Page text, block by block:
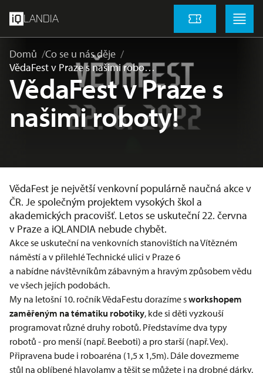
LANDIA Vstupenky
Menu
Domů
Co se u nás děje
VědaFest v Praze s našimi robo…
VědaFest v Praze s
našimi roboty!
VědaFest je největší venkovní populárně naučná akce v
ČR. Je společným projektem vysokých škol a
akademických pracovišť. Letos se uskuteční 22. června
v Praze a iQLANDIA nebude chybět.
Akce se uskuteční na venkovních stanovištích na Vítězném
náměstí a v přilehlé Technické ulici v Praze 6
a nabídne návštěvníkům zábavným a hravým způsobem vědu
ve všech jejích podobách.
My na letošní 10. ročník VědaFestu dorazíme sworkshopem
zaměřeným na tématiku robotiky, kde si děti vyzkouší
programovat různé druhy robotů. Představíme dva typy
robotů - pro menší (např. Beeboti) a pro starší (např. Vex).
Připravena bude i roboaréna (1,5 x 1,5m). Dále dovezmeme
stůl na oblíbené hlavolamy a těšit se můžete i na drobné dárky.